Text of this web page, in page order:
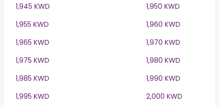
1,945 KWD
1,950 KWD
1,955 KWD
1,960 KWD
1,965 KWD
1,970 KWD
1,975 KWD
1,980 KWD
1,985 KWD
1,990 KWD
1,995 KWD
2,000 KWD